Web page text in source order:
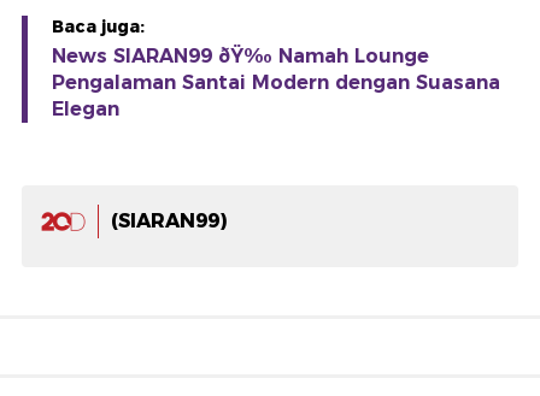
Baca juga:
News SIARAN99 ðŸ‰ Namah Lounge
Pengalaman Santai Modern dengan Suasana
Elegan
(SIARAN99)